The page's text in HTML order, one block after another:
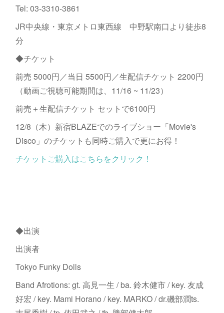
Tel: 03-3310-3861
JR中央線・東京メトロ東西線 中野駅南口より徒歩8
分
◆チケット
前売 5000円／当日 5500円／生配信チケット 2200円
（動画ご視聴可能期間は、11/16 ~ 11/23）
前売＋生配信チケット セットで6100円
12/8（木）新宿BLAZEでのライブショー「Movie's
Disco」のチケットも同時ご購入で更にお得！
チケットご購入はこちらをクリック！
◆出演
出演者
Tokyo Funky Dolls
Band Afrotions: gt. 高見一生 / ba. 鈴木健市 / key. 友成
好宏 / key. Mami Horano / key. MARKO / dr.磯部潤ts.